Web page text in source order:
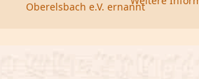
Oberelsbach e.V. ernannt